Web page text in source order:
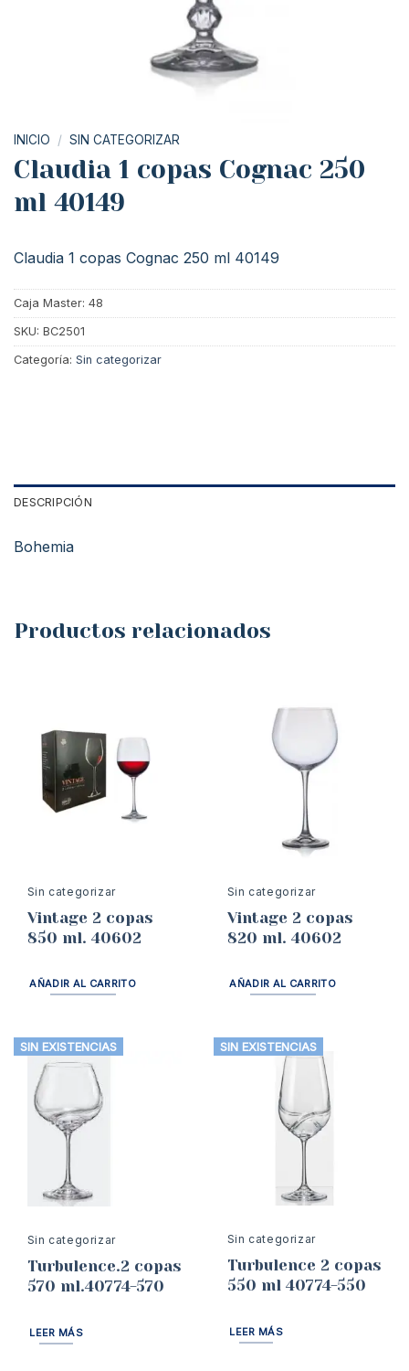
INICIO / SIN CATEGORIZAR
Claudia 1 copas Cognac 250
ml 40149
Claudia 1 copas Cognac 250 ml 40149
Caja Master: 48
SKU: BC2501
Categoría: Sin categorizar
DESCRIPCIÓN
Bohemia
Productos relacionados
Sin categorizar
Vintage 2 copas
850 ml. 40602
AÑADIR AL CARRITO
Sin categorizar
Vintage 2 copas
820 ml. 40602
AÑADIR AL CARRITO
SIN EXISTENCIAS
Sin categorizar
Turbulence.2 copas
570 ml.40774-570
LEER MÁS
SIN EXISTENCIAS
Sin categorizar
Turbulence 2 copas
550 ml 40774-550
LEER MÁS